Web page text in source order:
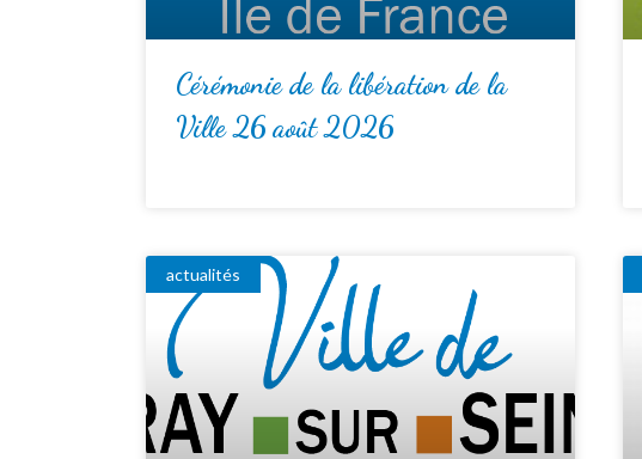
Cérémonie de la libération de la
Ville 26 août 2026
actualités